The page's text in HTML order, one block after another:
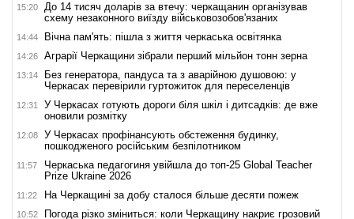
15:20
До 14 тисяч доларів за втечу: черкащанин організував
схему незаконного виїзду військовозобов'язаних
14:44 Вічна пам'ять: пішла з життя черкаська освітянка
14:26 Аграрії Черкащини зібрали перший мільйон тонн зерна
13:14
Без генератора, пандуса та з аварійною душовою: у
Черкасах перевірили гуртожиток для переселенців
12:31
У Черкасах готують дороги біля шкіл і дитсадків: де вже
оновили розмітку
12:08
У Черкасах профінансують обстеження будинку,
пошкодженого російським безпілотником
11:57
Черкаська педагогиня увійшла до топ-25 Global Teacher
Prize Ukraine 2026
11:22 На Черкащині за добу сталося більше десяти пожеж
10:52 Погода різко зміниться: коли Черкащину накриє грозовий